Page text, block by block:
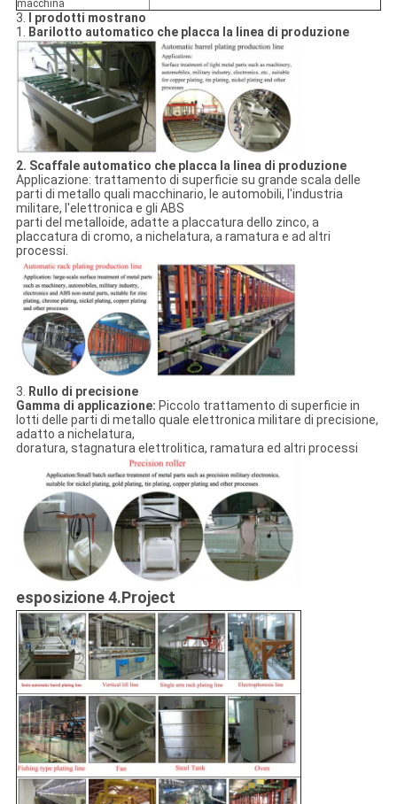
macchina
3.
I prodotti mostrano
1. Barilotto automatico che placca la linea di produzione
2. Scaffale automatico che placca la linea di produzione
Applicazione: trattamento di superficie su grande scala delle
parti di metallo quali macchinario, le automobili, l'industria
militare, l'elettronica e gli ABS
parti del metalloide, adatte a placcatura dello zinco, a
placcatura di cromo, a nichelatura, a ramatura e ad altri
processi.
3.
Rullo di precisione
Gamma di applicazione: Piccolo trattamento di superficie in
lotti delle parti di metallo quale elettronica militare di precisione,
adatto a nichelatura,
doratura, stagnatura elettrolitica, ramatura ed altri processi
esposizione 4.Project